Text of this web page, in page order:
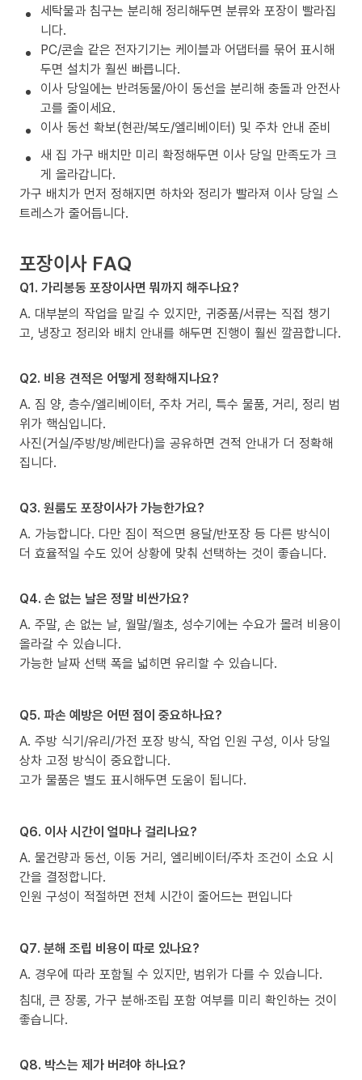
세탁물과 침구는 분리해 정리해두면 분류와 포장이 빨라집
니다.
PC/콘솔 같은 전자기기는 케이블과 어댑터를 묶어 표시해
두면 설치가 훨씬 빠릅니다.
이사 당일에는 반려동물/아이 동선을 분리해 충돌과 안전사
고를 줄이세요.
이사 동선 확보(현관/복도/엘리베이터) 및 주차 안내 준비
새 집 가구 배치만 미리 확정해두면 이사 당일 만족도가 크
게 올라갑니다.
가구 배치가 먼저 정해지면 하차와 정리가 빨라져 이사 당일 스
트레스가 줄어듭니다.
포장이사 FAQ
Q1. 가리봉동 포장이사면 뭐까지 해주나요?
A. 대부분의 작업을 맡길 수 있지만, 귀중품/서류는 직접 챙기
고, 냉장고 정리와 배치 안내를 해두면 진행이 훨씬 깔끔합니다.
Q2. 비용 견적은 어떻게 정확해지나요?
A. 짐 양, 층수/엘리베이터, 주차 거리, 특수 물품, 거리, 정리 범
위가 핵심입니다.
사진(거실/주방/방/베란다)을 공유하면 견적 안내가 더 정확해
집니다.
Q3. 원룸도 포장이사가 가능한가요?
A. 가능합니다. 다만 짐이 적으면 용달/반포장 등 다른 방식이
더 효율적일 수도 있어 상황에 맞춰 선택하는 것이 좋습니다.
Q4. 손 없는 날은 정말 비싼가요?
A. 주말, 손 없는 날, 월말/월초, 성수기에는 수요가 몰려 비용이
올라갈 수 있습니다.
가능한 날짜 선택 폭을 넓히면 유리할 수 있습니다.
Q5. 파손 예방은 어떤 점이 중요하나요?
A. 주방 식기/유리/가전 포장 방식, 작업 인원 구성, 이사 당일
상차 고정 방식이 중요합니다.
고가 물품은 별도 표시해두면 도움이 됩니다.
Q6. 이사 시간이 얼마나 걸리나요?
A. 물건량과 동선, 이동 거리, 엘리베이터/주차 조건이 소요 시
간을 결정합니다.
인원 구성이 적절하면 전체 시간이 줄어드는 편입니다
Q7. 분해 조립 비용이 따로 있나요?
A. 경우에 따라 포함될 수 있지만, 범위가 다를 수 있습니다.
침대, 큰 장롱, 가구 분해·조립 포함 여부를 미리 확인하는 것이
좋습니다.
Q8. 박스는 제가 버려야 하나요?